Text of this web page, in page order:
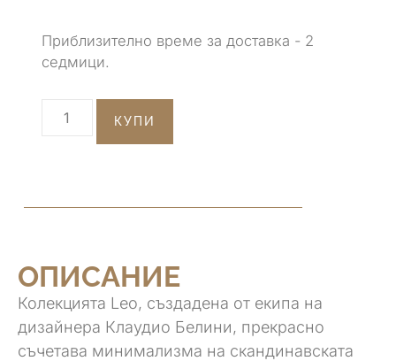
Приблизително време за доставка - 2
седмици.
КУПИ
ОПИСАНИЕ
Колекцията Leo, създадена от екипа на
дизайнера Клаудио Белини, прекрасно
съчетава минимализма на скандинавската